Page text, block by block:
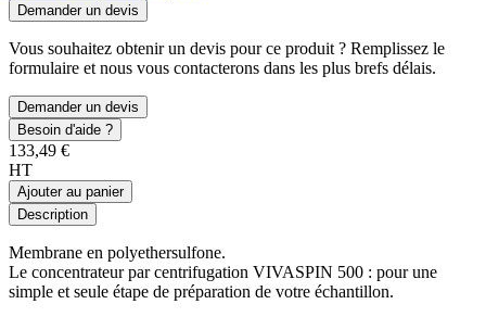
Demander un devis
Vous souhaitez obtenir un devis pour ce produit ? Remplissez le
formulaire et nous vous contacterons dans les plus brefs délais.
Demander un devis
Besoin d'aide ?
133,49 €
HT
Ajouter au panier
Description
Membrane en polyethersulfone.
Le concentrateur par centrifugation VIVASPIN 500 : pour une
simple et seule étape de préparation de votre échantillon.